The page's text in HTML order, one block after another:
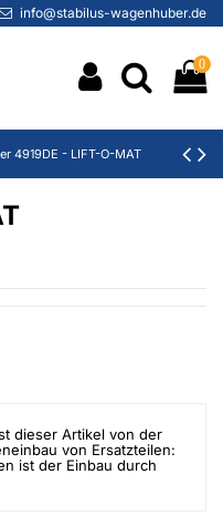
info@stabilus-wagenhuber.de
0
4919DE - LIFT-O-MAT
dieser Artikel von der
von Ersatzteilen:
ist der Einbau durch